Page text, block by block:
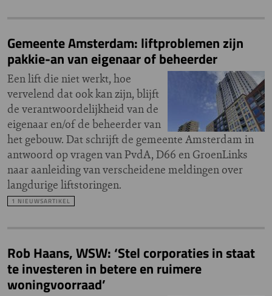
Gemeente Amsterdam: liftproblemen zijn
pakkie-an van eigenaar of beheerder
Een lift die niet werkt, hoe
vervelend dat ook kan zijn, blijft
de verantwoordelijkheid van de
eigenaar en/of de beheerder van
het gebouw. Dat schrijft de gemeente Amsterdam in
antwoord op vragen van PvdA, D66 en GroenLinks
naar aanleiding van verscheidene meldingen over
langdurige liftstoringen.
1 NIEUWSARTIKEL
Rob Haans, WSW: ‘Stel corporaties in staat
te investeren in betere en ruimere
woningvoorraad’